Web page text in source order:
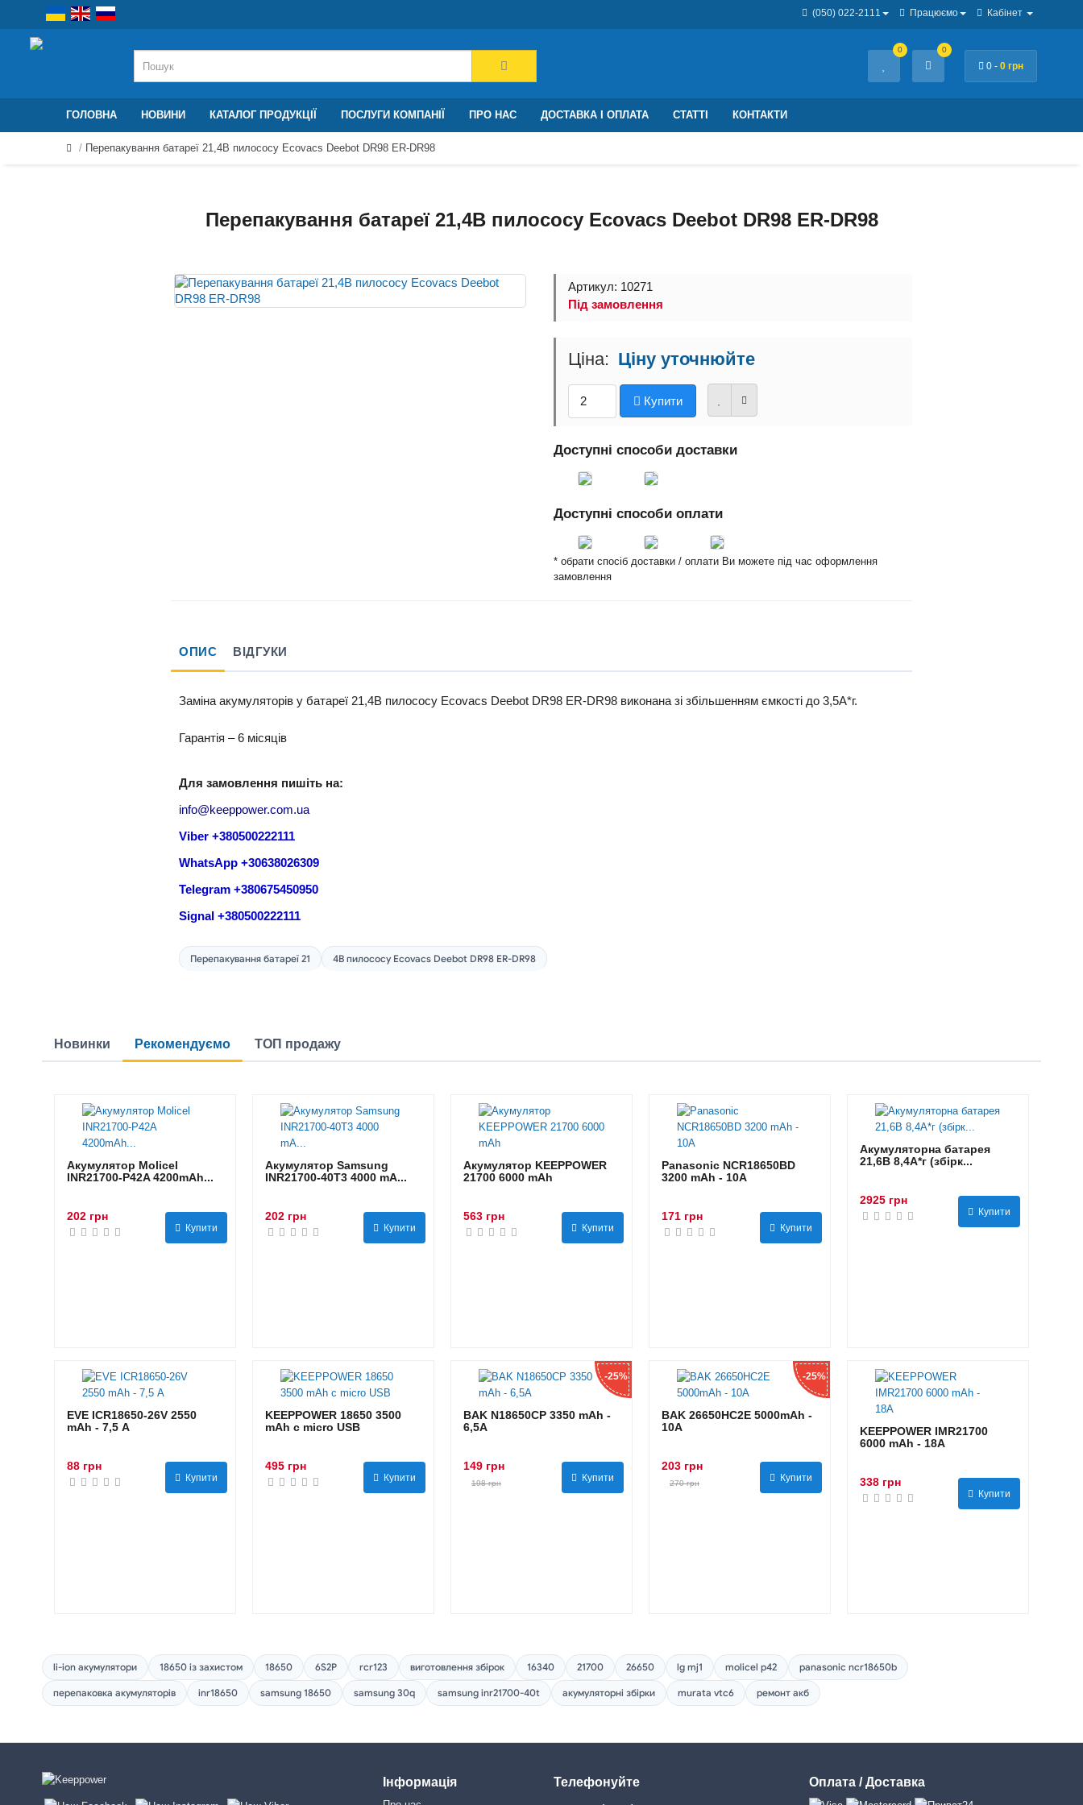
(050) 022-2111 Працюємо Кабінет
0 - 0 грн
0 0
ГОЛОВНА НОВИНИ КАТАЛОГ ПРОДУКЦІЇ ПОСЛУГИ КОМПАНІЇ ПРО НАС ДОСТАВКА І ОПЛАТА СТАТТІ КОНТАКТИ
Перепакування батареї 21,4В пилососу Ecovacs Deebot DR98 ER-DR98
Перепакування батареї 21,4В пилососу Ecovacs Deebot DR98 ER-DR98
Артикул: 10271
Під замовлення
Ціну уточнюйте
Купити
Доступні способи доставки
Доступні способи оплати
* обрати спосіб доставки / оплати Ви можете під час оформлення
замовлення
ОПИС ВІДГУКИ
Заміна акумуляторів у батареї 21,4В пилососу Ecovacs Deebot DR98 ER-DR98 виконана зі збільшенням ємкості до 3,5А*г.
Гарантія – 6 місяців
Для замовлення пишіть на:
info@keeppower.com.ua
Viber +380500222111
WhatsApp +30638026309
Telegram +380675450950
Signal +380500222111
Перепакування батареї 21 4В пилососу Ecovacs Deebot DR98 ER-DR98
Новинки Рекомендуємо ТОП продажу
Акумулятор Molicel
INR21700-P42A 4200mAh...
202 грн
Купити
Акумулятор Samsung
INR21700-40T3 4000 mA...
202 грн
Купити
Акумулятор KEEPPOWER
21700 6000 mAh
563 грн
Купити
Panasonic NCR18650BD
3200 mAh - 10А
171 грн
Купити
Акумуляторна батарея
21,6В 8,4A*г (збірк...
2925 грн
Купити
EVE ICR18650-26V 2550
mAh - 7,5 А
88 грн
Купити
KEEPPOWER 18650 3500
mAh с micro USB
495 грн
Купити
-25%
BAK N18650CP 3350 mAh -
6,5А
149 грн
198 грн Купити
-25%
BAK 26650HC2E 5000mAh -
10А
203 грн
270 грн Купити
KEEPPOWER IMR21700
6000 mAh - 18А
338 грн
Купити
li-ion акумулятори 18650 із захистом 18650 6S2P rcr123 виготовлення збірок 16340 21700 26650 lg mj1 molicel p42 panasonic ncr18650b
перепаковка акумуляторів inr18650 samsung 18650 samsung 30q samsung inr21700-40t акумуляторні збірки murata vtc6 ремонт акб
Інформація Телефонуйте Оплата / Доставка